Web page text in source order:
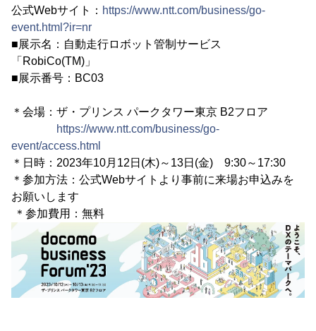
公式Webサイト： https://www.ntt.com/business/go-
event.html?ir=nr
■展示名：自動走行ロボット管制サービス
「RobiCo(TM)」
■展示番号：BC03
＊会場：ザ・プリンス パークタワー東京 B2フロア
https://www.ntt.com/business/go-
event/access.html
＊日時：2023年10月12日(木)～13日(金) 9:30～17:30
＊参加方法：公式Webサイトより事前に来場お申込みを
お願いします
＊参加費用：無料